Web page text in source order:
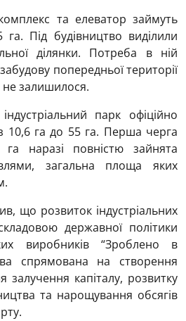
та елеватор займуть
Під будівництво виділили
ділянки. Потреба в ній
попередньої території
не залишилося.
парк офіційно
10,6 га до 55 га. Перша черга
наразі повністю зайнята
загальна площа яких
що розвиток індустріальних
державної політики
виробників “Зроблено в
спрямована на створення
залучення капіталу, розвитку
та нарощування обсягів